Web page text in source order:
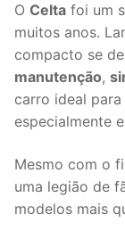
O Celta foi um
muitos anos.
compacto se
manutenção,
carro ideal
especialmente
Mesmo com o
uma legião de
modelos mais